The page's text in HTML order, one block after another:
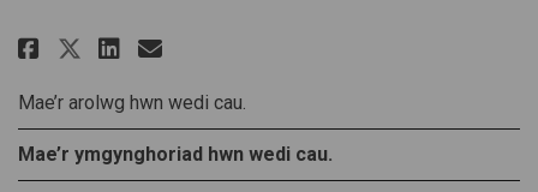
Rhannu Ymgynghoriad
Rhannu Ymgynghoriad
Rhannu Ymgynghoriad
E-bost Ymgynghoriad
Mae’r arolwg hwn wedi cau.
Mae’r ymgynghoriad hwn wedi cau.